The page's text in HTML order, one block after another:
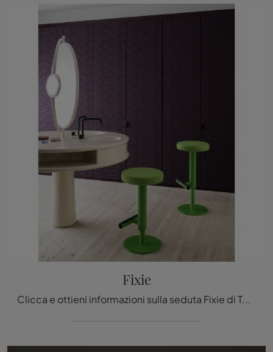
Fixie
Clicca e ottieni informazioni sulla seduta Fixie di Tacchini in tessuto: le più belle Sedie sgabelli moderne ti attendono.